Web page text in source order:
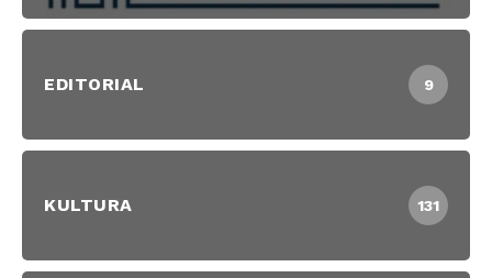
EDITORIAL 9
KULTURA 131